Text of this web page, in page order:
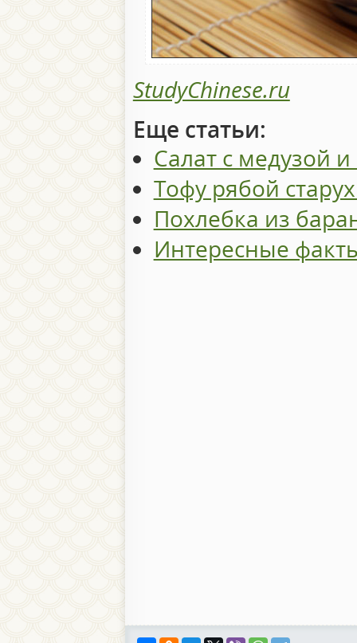
StudyChinese.ru
Еще статьи:
Салат с медузой
Тофу рябой
Похлебка из
Интересные